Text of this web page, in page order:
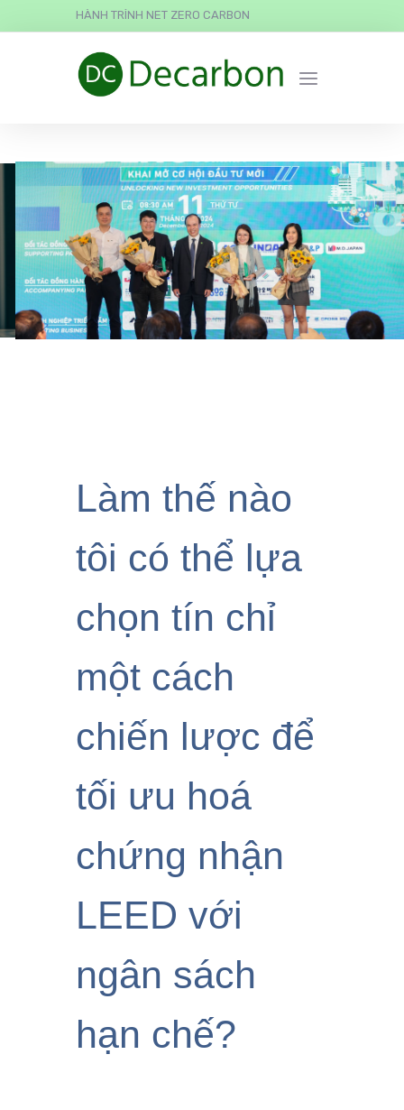
HÀNH TRÌNH NET ZERO CARBON
ESG Education & Business
được trao giải “Đơn Vị Tiên
Phong Vì Sự Phát Triển
Bền Vững”
Làm thế nào
tôi có thể lựa
chọn tín chỉ
một cách
chiến lược để
tối ưu hoá
chứng nhận
LEED với
ngân sách
hạn chế?